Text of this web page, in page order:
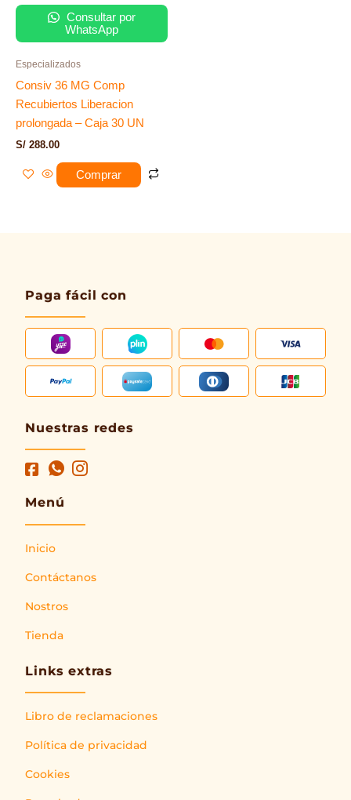
Consultar por
WhatsApp
Especializados
Consiv 36 MG Comp
Recubiertos Liberacion
prolongada – Caja 30 UN
S/ 288.00
Comprar
Paga fácil con
Nuestras redes
Menú
Inicio
Contáctanos
Nostros
Tienda
Links extras
Libro de reclamaciones
Política de privacidad
Cookies